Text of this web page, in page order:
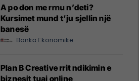
A po don me rrnu n’deti?
Kursimet mund t’ju sjellin një
banesë
Banka Ekonomike
Plan B Creative rrit ndikimin e
biznesit tuaj online